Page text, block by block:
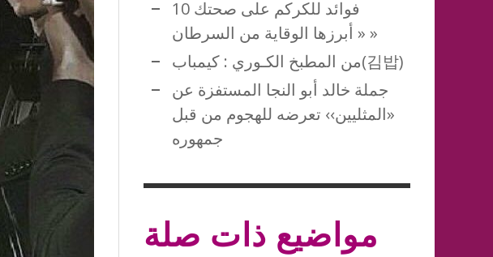
10 فوائد للكركم على صحتك
« أبرزها الوقاية من السرطان »
من المطبخ الكـوري : كيمباب(김밥)
جملة خالد أبو النجا المستفزة عن
«المثليين›› تعرضه للهجوم من قبل
جمهوره
مواضيع ذات صلة